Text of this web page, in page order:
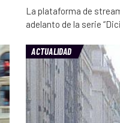
La plataforma de
adelanto de la serie
ACTUALIDAD